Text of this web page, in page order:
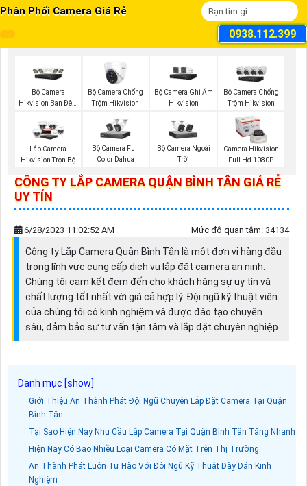
Phân Phối Camera Giá Rẻ
0938.112.399
Bộ Camera
Hikvision Ban Đêm
Bộ Camera Chống
Trộm Hikvision
Bộ Camera Ghi Âm
Hikvision
Bô Camera Chống
Trộm Hikvision
Lắp Camera
Hikvision Trọn Bộ
Bộ Camera Full
Color Dahua
Bộ Camera Ngoài
Trời
Camera Hikvision
Full Hd 1080P
CÔNG TY LẮP CAMERA QUẬN BÌNH TÂN GIÁ RẺ
UY TÍN
6/28/2023 11:02:52 AM Mức độ quan tâm: 34134
Công ty Lắp Camera Quận Bình Tân là một đơn vị hàng đầu
trong lĩnh vực cung cấp dịch vụ lắp đặt camera an ninh.
Chúng tôi cam kết đem đến cho khách hàng sự uy tín và
chất lượng tốt nhất với giá cả hợp lý. Đội ngũ kỹ thuật viên
của chúng tôi có kinh nghiệm và được đào tạo chuyên
sâu, đảm bảo sự tư vấn tận tâm và lắp đặt chuyên nghiệp
Giới Thiệu An Thành Phát Đội Ngũ Chuyên Lắp Đặt Camera Tại Quận
Bình Tân
Tại Sao Hiện Nay Nhu Cầu Lắp Camera Tại Quận Bình Tân Tăng Nhanh
Hiện Nay Có Bao Nhiều Loại Camera Có Mặt Trên Thị Trường
An Thành Phát Luôn Tự Hào Với Đội Ngũ Kỹ Thuật Dày Dặn Kinh
Nghiệm